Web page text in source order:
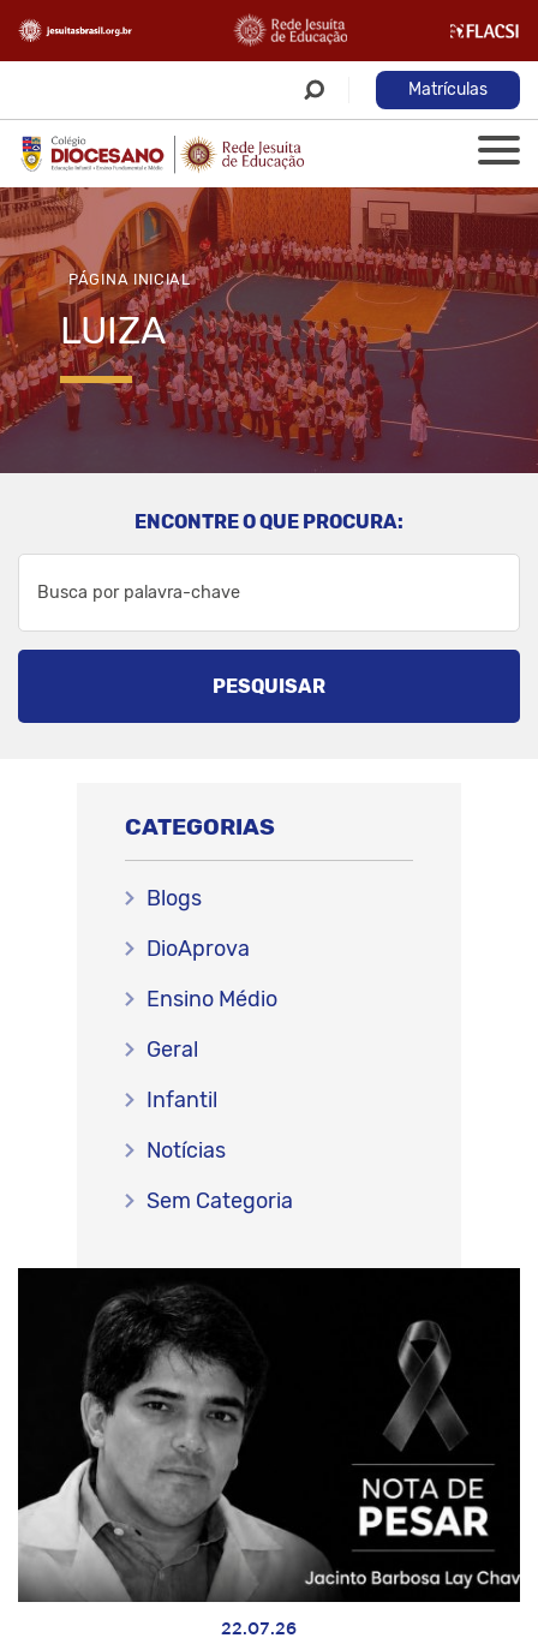
Matrículas
PÁGINA INICIAL
LUIZA
ENCONTRE O QUE PROCURA:
PESQUISAR
22.07.26
CATEGORIAS
Blogs
DioAprova
Ensino Médio
Geral
Infantil
Notícias
Sem Categoria